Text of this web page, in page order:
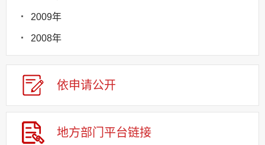
2009年
2008年
依申请公开
地方部门平台链接